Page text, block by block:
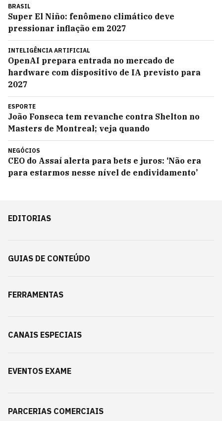
BRASIL
Super El Niño: fenômeno climático deve
pressionar inflação em 2027
INTELIGÊNCIA ARTIFICIAL
OpenAI prepara entrada no mercado de
hardware com dispositivo de IA previsto para
2027
ESPORTE
João Fonseca tem revanche contra Shelton no
Masters de Montreal; veja quando
NEGÓCIOS
CEO do Assaí alerta para bets e juros: ‘Não era
para estarmos nesse nível de endividamento’
EDITORIAS
GUIAS DE CONTEÚDO
FERRAMENTAS
CANAIS ESPECIAIS
EVENTOS EXAME
PARCERIAS COMERCIAIS